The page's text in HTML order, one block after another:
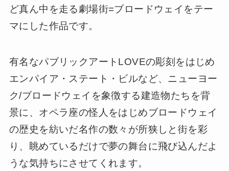
ど真ん中を走る劇場街=ブロードウェイをテー
マにした作品です。
有名なパブリックアートLOVEの彫刻をはじめ
エンパイア・ステート・ビルなど、ニューヨー
ク/ブロードウェイを象徴する建造物たちを背
景に、オペラ座の怪人をはじめブロードウェイ
の歴史を紡いだ名作の数々が所狭しと街を彩
り、眺めているだけで夢の舞台に飛び込んだよ
うな気持ちにさせてくれます。